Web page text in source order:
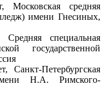
средняя
имени Гнесиных,
специальная
государственной
Санкт-Петербургская
имени Н.А. Римского-